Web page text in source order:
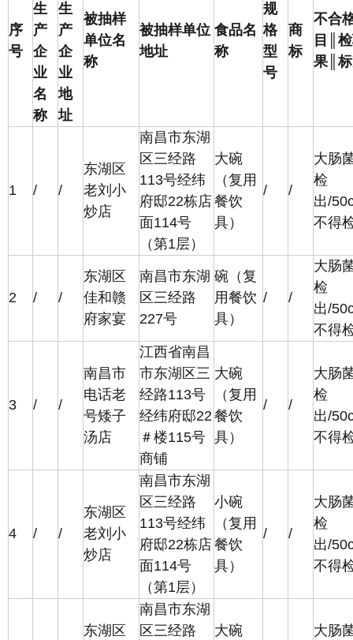
序
号
生
产
企
业
名
称
生
产
企
业
地
址
被抽样
单位名
称
被抽样单位
地址
食品名
称
规
格
型
号
商
标
不合
目║
果║
1 / /
东湖区
老刘小
炒店
南昌市东湖
区三经路
113号经纬
府邸22栋店
面114号
（第1层）
大碗
（复用
餐饮
具）
/ /
大肠
检
出/
不得
2 / /
东湖区
佳和赣
府家宴
南昌市东湖
区三经路
227号
碗（复
用餐饮
具）
/ /
大肠
检
出/
不得
3 / /
南昌市
电话老
号矮子
汤店
江西省南昌
市东湖区三
经路113号
经纬府邸22
＃楼115号
商铺
大碗
（复用
餐饮
具）
/ /
大肠
检
出/
不得
4 / /
东湖区
老刘小
炒店
南昌市东湖
区三经路
113号经纬
府邸22栋店
面114号
（第1层）
小碗
（复用
餐饮
具）
/ /
大肠
检
出/
不得
东湖区
南昌市东湖
区三经路
大碗
大肠